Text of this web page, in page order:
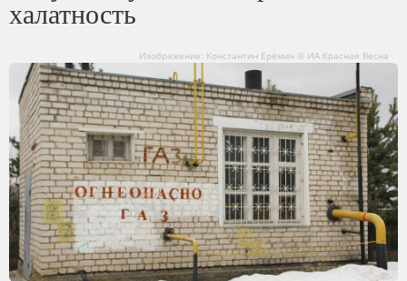
халатность
Изображение: Константин Ерёмин © ИА Красная Весна